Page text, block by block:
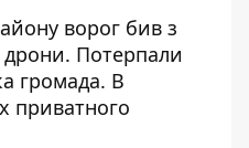
ворог бив з
дрони. Потерпали
громада. В
приватного